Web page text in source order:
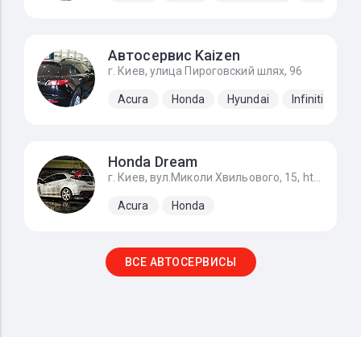
Автосервис Kaizen
г. Киев, улица Пироговский шлях, 96
Acura Honda Hyundai Infiniti
Honda Dream
г. Киев, вул.Миколи Хвильового, 15, https://g.page/STO_Honda?share
Acura Honda
ВСЕ АВТОСЕРВИСЫ